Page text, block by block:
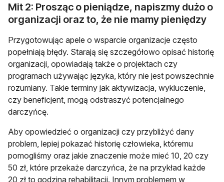
Mit 2: Prosząc o pieniądze, napiszmy dużo o
organizacji oraz to, że nie mamy pieniędzy
Przygotowując apele o wsparcie organizacje często
popełniają błędy. Starają się szczegółowo opisać historię
organizacji, opowiadają także o projektach czy
programach używając języka, który nie jest powszechnie
rozumiany. Takie terminy jak aktywizacja, wykluczenie,
czy beneficjent, mogą odstraszyć potencjalnego
darczyńcę.
Aby opowiedzieć o organizacji czy przybliżyć dany
problem, lepiej pokazać historię człowieka, któremu
pomogliśmy oraz jakie znaczenie może mieć 10, 20 czy
50 zł, które przekaże darczyńca, że na przykład każde
20 zł to godzina rehabilitacji. Innym problemem w